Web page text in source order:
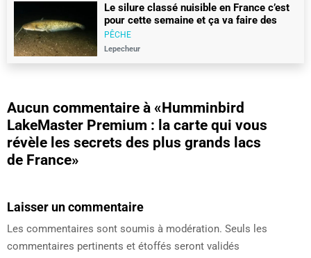
Le silure classé nuisible en France c’est
pour cette semaine et ça va faire des
vagues
PÊCHE
Lepecheur
Aucun commentaire à «Humminbird
LakeMaster Premium : la carte qui vous
révèle les secrets des plus grands lacs
de France»
Laisser un commentaire
Les commentaires sont soumis à modération. Seuls les
commentaires pertinents et étoffés seront validés